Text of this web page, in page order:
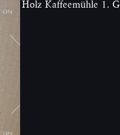
Holz Kaffeemühle 1.